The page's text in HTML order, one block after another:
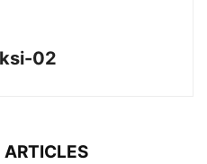
02
ARTICLES